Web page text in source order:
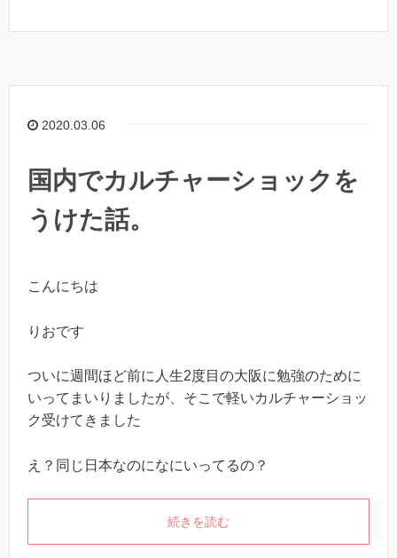
2020.03.06
国内でカルチャーショックを
うけた話。
こんにちは
りおです
ついに週間ほど前に人生2度目の大阪に勉強のために
いってまいりましたが、そこで軽いカルチャーショッ
ク受けてきました
え？同じ日本なのになにいってるの？
続きを読む